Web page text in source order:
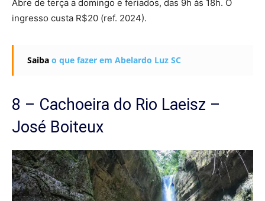
Abre de terça a domingo e feriados, das 9h às 18h. O
ingresso custa R$20 (ref. 2024).
Saiba o que fazer em Abelardo Luz SC
8 – Cachoeira do Rio Laeisz –
José Boiteux